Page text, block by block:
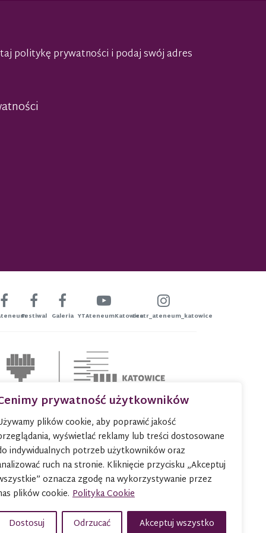
prywatność użytkowników
plików cookie, aby poprawić jakość
wyświetlać reklamy lub treści dostosowane
indywidualnych potrzeb użytkowników oraz
ruch na stronie. Kliknięcie przycisku „Akceptuj
oznacza zgodę na wykorzystywanie przez
plików cookie. Polityka Cookie
Dostosuj
Odrzucać Akceptuj wszystko
politykę prywatności i podaj swój adres
Festiwal Galeria YTAteneumKatowiceteatr_ateneum_katowice